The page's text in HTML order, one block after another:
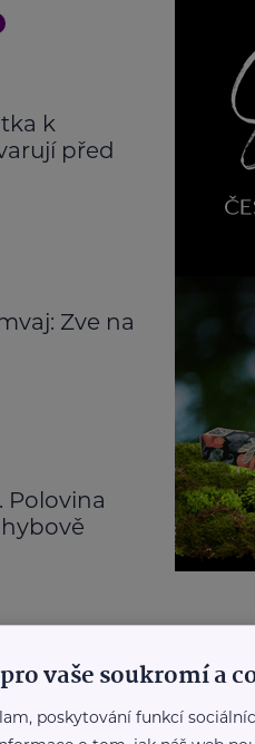
k
před
Zve na
Polovina
vaše soukromí a
poskytování funkcí